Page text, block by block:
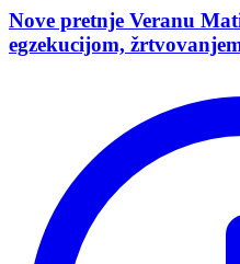
Nove pretnje Veranu
egzekucijom,